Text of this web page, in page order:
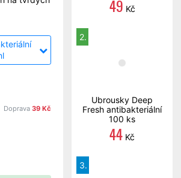
Doprava 39 Kč
49 Kč
2.
Ubrousky Deep
Fresh antibakteriální
100 ks
44 Kč
3.